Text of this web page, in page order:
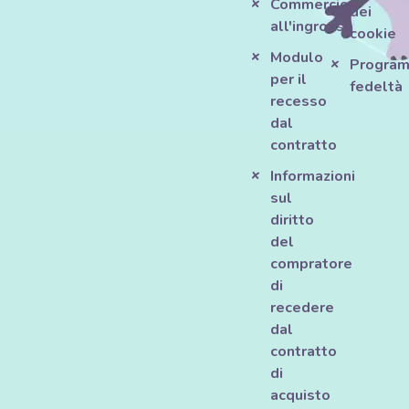
Commercio
all'ingrosso
Modulo
per il
recesso
dal
contratto
Informazioni
sul
diritto
del
compratore
di
recedere
dal
contratto
di
acquisto
dei
cookie
fedeltà